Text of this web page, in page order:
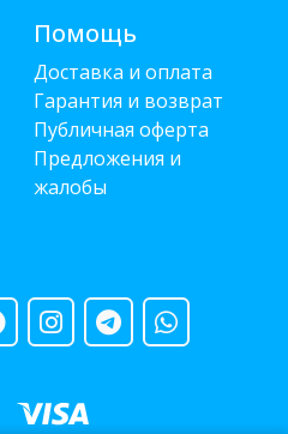
Помощь
Доставка и оплата
Гарантия и возврат
Публичная оферта
Предложения и
жалобы